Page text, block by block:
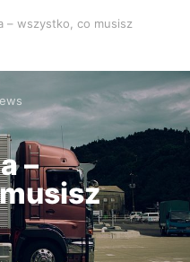
– wszystko, co musisz
–